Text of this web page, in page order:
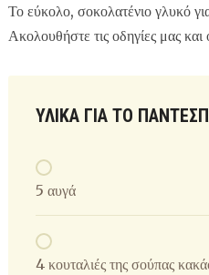
Το εύκολο, σοκολατένιο γλυκό
Ακολουθήστε τις οδηγίες μας
ΥΛΙΚΆ ΓΙΑ ΤΟ
5 αυγά
4 κουταλιές της σούπας